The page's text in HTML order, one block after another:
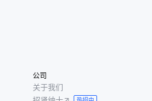
公司
关于我们